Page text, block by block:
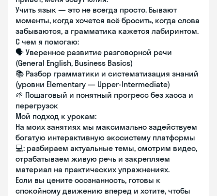
Учить язык — это не всегда просто. Бывают
моменты, когда хочется всё бросить, когда слова
забываются, а грамматика кажется лабиринтом.
С чем я помогаю:
🗣️ Уверенное развитие разговорной речи
(General English, Business Basics)
📚 Разбор грамматики и систематизация знаний
(уровни Elementary — Upper-Intermediate)
🌱 Пошаговый и понятный прогресс без хаоса и
перегрузок
Мой подход к урокам:
На моих занятиях мы максимально задействуем
богатую интерактивную экосистему платформы
💻: разбираем актуальные темы, смотрим видео,
отрабатываем живую речь и закрепляем
материал на практических упражнениях.
Если вы цените осознанность, готовы к
спокойному движению вперед и хотите, чтобы